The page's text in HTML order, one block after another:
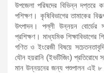
উপজেলা পরিষদের বিভিন্ন দপ্তরে
পশিক্ষণ। কৃষিবিভাগের তামাকের
উৎপাদন। পল্লী উন্নয়ন বোর্ডের
প্রশিক্ষণ। মাধ্যমিক শিক্ষাবিভাগের
গণিত ও ইংরেজী বিষয়ে
যৌন হয়রানি (ইভটিজিং) প্রতিরোধে
মান উন্নয়নের জন্য পশুপালন এই ৮